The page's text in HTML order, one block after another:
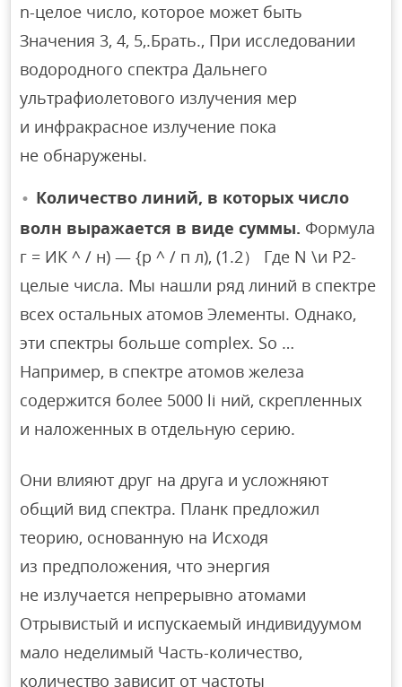
n-целое число, которое может быть
Значения 3, 4, 5,.Брать., При исследовании
водородного спектра Дальнего
ультрафиолетового излучения мер
и инфракрасное излучение пока
не обнаружены.
Количество линий, в которых число
волн выражается в виде суммы. Формула
г = ИК ^ / н) — {р ^ / п л), (1.2） Где N \и P2-
целые числа. Мы нашли ряд линий в спектре
всех остальных атомов Элементы. Однако,
эти спектры больше complex. So …
Например, в спектре атомов железа
содержится более 5000 li ний, скрепленных
и наложенных в отдельную серию.
Они влияют друг на друга и усложняют
общий вид спектра. Планк предложил
теорию, основанную на Исходя
из предположения, что энергия
не излучается непрерывно атомами
Отрывистый и испускаемый индивидуумом
мало неделимый Часть-количество,
количество зависит от частоты